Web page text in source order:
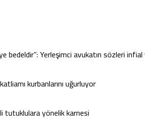
bedeldir”: Yerleşimci avukatın sözleri
kurbanlarını uğurluyor
tutuklulara yönelik karnesi